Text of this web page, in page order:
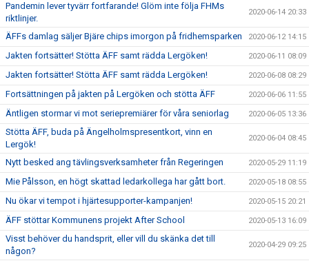
Pandemin lever tyvärr fortfarande! Glöm inte följa FHMs
riktlinjer.
2020-06-14 20:33
ÄFFs damlag säljer Bjäre chips imorgon på fridhemsparken 2020-06-12 14:15
Jakten fortsätter! Stötta ÄFF samt rädda Lergöken! 2020-06-11 08:09
Jakten fortsätter! Stötta ÄFF samt rädda Lergöken! 2020-06-08 08:29
Fortsättningen på jakten på Lergöken och stötta ÄFF 2020-06-06 11:55
Äntligen stormar vi mot seriepremiärer för våra seniorlag 2020-06-05 13:36
Stötta ÄFF, buda på Ängelholmspresentkort, vinn en
Lergök!
2020-06-04 08:45
Nytt besked ang tävlingsverksamheter från Regeringen 2020-05-29 11:19
Mie Pålsson, en högt skattad ledarkollega har gått bort. 2020-05-18 08:55
Nu ökar vi tempot i hjärtesupporter-kampanjen! 2020-05-15 20:21
ÄFF stöttar Kommunens projekt After School 2020-05-13 16:09
Visst behöver du handsprit, eller vill du skänka det till
någon?
2020-04-29 09:25